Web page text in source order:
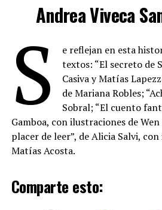
Andrea Viveca
S
e reflejan en esta
textos: “El secreto de
Casiva y Matías
de Mariana Robles;
Sobral; “El cuento
Gamboa, con ilustraciones de Wen
placer de leer”, de Alicia Salvi,
Matías Acosta.
Comparte esto: